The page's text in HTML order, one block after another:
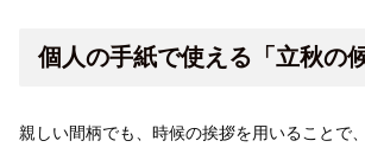
個人の手紙で使える「立秋の
親しい間柄でも、時候の挨拶を用いることで